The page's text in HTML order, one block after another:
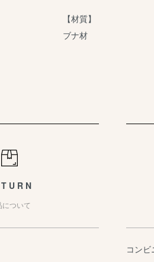
【材質】
ブナ材
について
コンビ